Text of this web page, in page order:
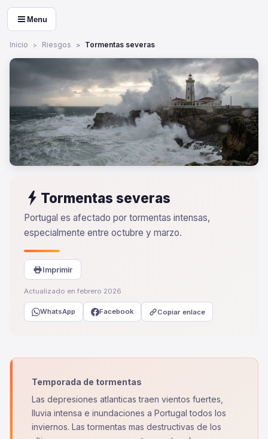
Menu
Inicio Riesgos Tormentas severas
Tormentas severas
Portugal es afectado por tormentas intensas,
especialmente entre octubre y marzo.
Imprimir
Actualizado en febrero 2026
WhatsApp Facebook Copiar enlace
Temporada de tormentas
Las depresiones atlanticas traen vientos fuertes,
lluvia intensa e inundaciones a Portugal todos los
inviernos. Las tormentas mas destructivas de los